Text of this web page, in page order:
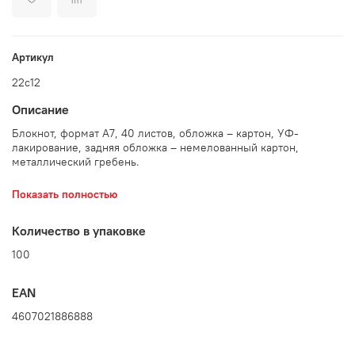
Артикул
22с12
Описание
Блокнот, формат А7, 40 листов, обложка – картон, УФ-
лакирование, задняя обложка – немелованный картон,
металлический гребень.
Количество в упаковке — 100 шт.
Показать полностью
Количество в упаковке
100
EAN
4607021886888